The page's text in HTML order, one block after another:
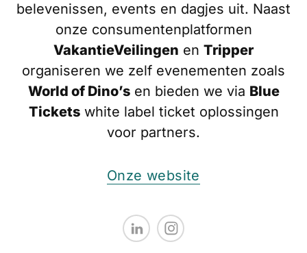
belevenissen, events en dagjes uit. Naast
onze consumentenplatformen
VakantieVeilingen en Tripper
organiseren we zelf evenementen zoals
World of Dino’sen bieden we via Blue
Ticketswhite label ticket oplossingen
voor partners.
Onze website